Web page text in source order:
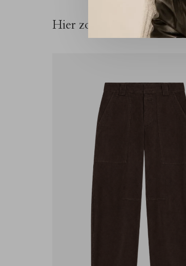
Hier zou je ook